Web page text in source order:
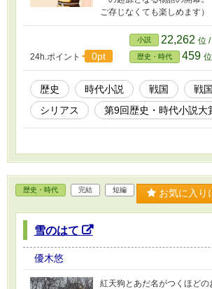
ご存じなくても楽しめます）
24h.ポイント 0pt
小説 22,262 位
歴史・時代 459
歴史 時代小説 戦国
戦
シリアス
第9回歴史・時代小説大
歴史・時代 完結 短編 お気に入り
雪のはて
優木悠
紅天狗とあだ名がつくほどの